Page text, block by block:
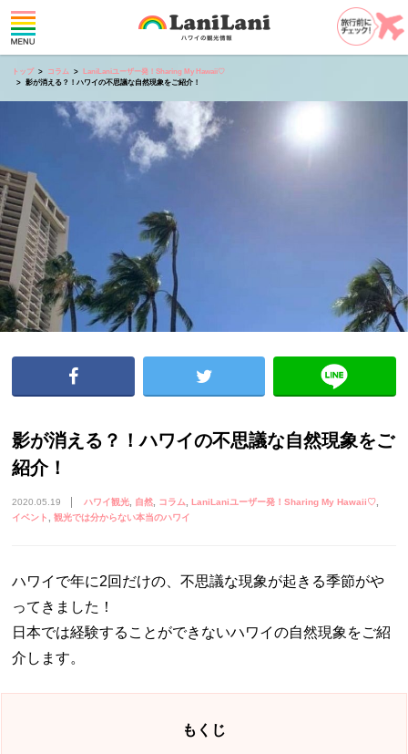
トップ コラム
LaniLaniユーザー発！Sharing My Hawaii♡
影が消える？！ハワイの不思議な自然現象をご紹介！
影が消える？！ハワイの不思議な自然現象をご
紹介！
2020.05.19 ハワイ観光 自然 コラム
LaniLaniユーザー発！Sharing My Hawaii♡
イベント
観光では分からない本当のハワイ
ハワイで年に2回だけの、不思議な現象が起きる季節がや
ってきました！
日本では経験することができないハワイの自然現象をご紹
介します。
もくじ